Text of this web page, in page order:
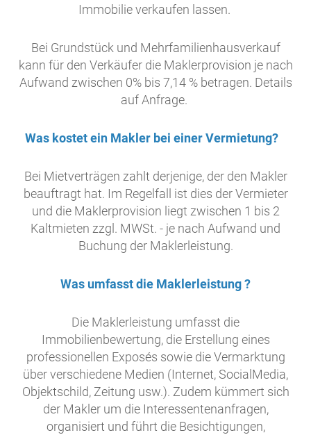
Immobilie verkaufen lassen.
Bei Grundstück und Mehrfamilienhausverkauf
kann für den Verkäufer die Maklerprovision je nach
Aufwand zwischen 0% bis 7,14 % betragen. Details
auf Anfrage.
Was kostet ein Makler bei einer Vermietung?
Bei Mietverträgen zahlt derjenige, der den Makler
beauftragt hat. Im Regelfall ist dies der Vermieter
und die Maklerprovision liegt zwischen 1 bis 2
Kaltmieten zzgl. MWSt. - je nach Aufwand und
Buchung der Maklerleistung.
Was umfasst die Maklerleistung ?
Die Maklerleistung umfasst die
Immobilienbewertung, die Erstellung eines
professionellen Exposés sowie die Vermarktung
über verschiedene Medien (Internet, SocialMedia,
Objektschild, Zeitung usw.). Zudem kümmert sich
der Makler um die Interessentenanfragen,
organisiert und führt die Besichtigungen,